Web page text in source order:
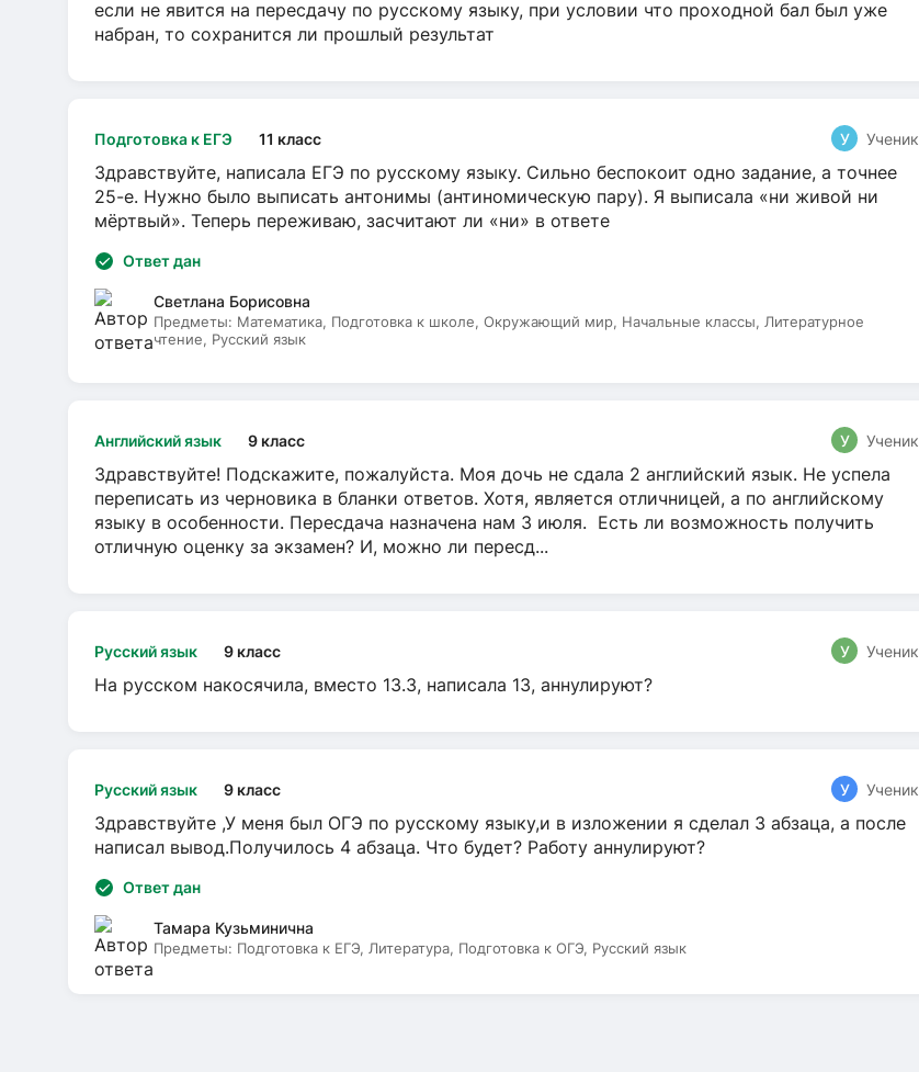
если не явится на пересдачу по русскому языку, при условии что проходной бал был уже
набран, то сохранится ли прошлый результат
Подготовка к ЕГЭ 11 класс У Ученик
Здравствуйте, написала ЕГЭ по русскому языку. Сильно беспокоит одно задание, а точнее
25-е. Нужно было выписать антонимы (антиномическую пару). Я выписала «ни живой ни
мёртвый». Теперь переживаю, засчитают ли «ни» в ответе
Ответ дан
Светлана Борисовна
Предметы: Математика, Подготовка к школе, Окружающий мир, Начальные классы, Литературное
чтение, Русский язык
Английский язык 9 класс У Ученик
Здравствуйте! Подскажите, пожалуйста. Моя дочь не сдала 2 английский язык. Не успела
переписать из черновика в бланки ответов. Хотя, является отличницей, а по английскому
языку в особенности. Пересдача назначена нам 3 июля. Есть ли возможность получить
отличную оценку за экзамен? И, можно ли пересд...
Русский язык 9 класс У Ученик
На русском накосячила, вместо 13.3, написала 13, аннулируют?
Русский язык 9 класс У Ученик
Здравствуйте ,У меня был ОГЭ по русскому языку,и в изложении я сделал 3 абзаца, а после
написал вывод.Получилось 4 абзаца. Что будет? Работу аннулируют?
Ответ дан
Тамара Кузьминична
Предметы: Подготовка к ЕГЭ, Литература, Подготовка к ОГЭ, Русский язык